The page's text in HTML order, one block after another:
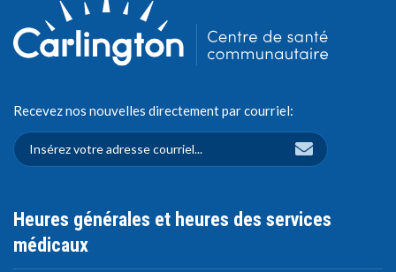
Recevez nos nouvelles directement par courriel:
Heures générales et heures des services
médicaux